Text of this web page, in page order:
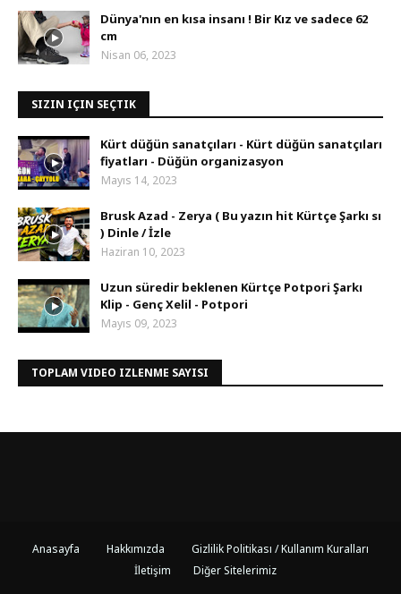
Dünya'nın en kısa insanı ! Bir Kız ve sadece 62
cm
Nisan 06, 2023
SIZIN IÇIN SEÇTIK
Kürt düğün sanatçıları - Kürt düğün sanatçıları
fiyatları - Düğün organizasyon
Mayıs 14, 2023
Brusk Azad - Zerya ( Bu yazın hit Kürtçe Şarkı sı
) Dinle / İzle
Haziran 10, 2023
Uzun süredir beklenen Kürtçe Potpori Şarkı
Klip - Genç Xelil - Potpori
Mayıs 09, 2023
TOPLAM VIDEO IZLENME SAYISI
Anasayfa Hakkımızda
Gizlilik Politikası / Kullanım Kuralları
İletişim
Diğer Sitelerimiz